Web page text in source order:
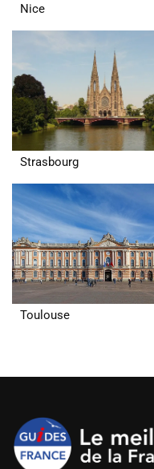
Nice
Strasbourg
Toulouse